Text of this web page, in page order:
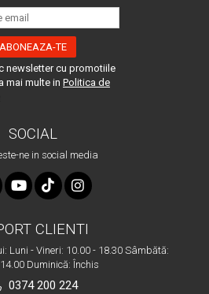
newsletter cu promotiile
mai multe in Politica de
SOCIAL
ne in social media
CLIENTI
Luni - Vineri: 10.00 - 18.30 Sâmbătă:
Duminică: Închis
0374 200 224